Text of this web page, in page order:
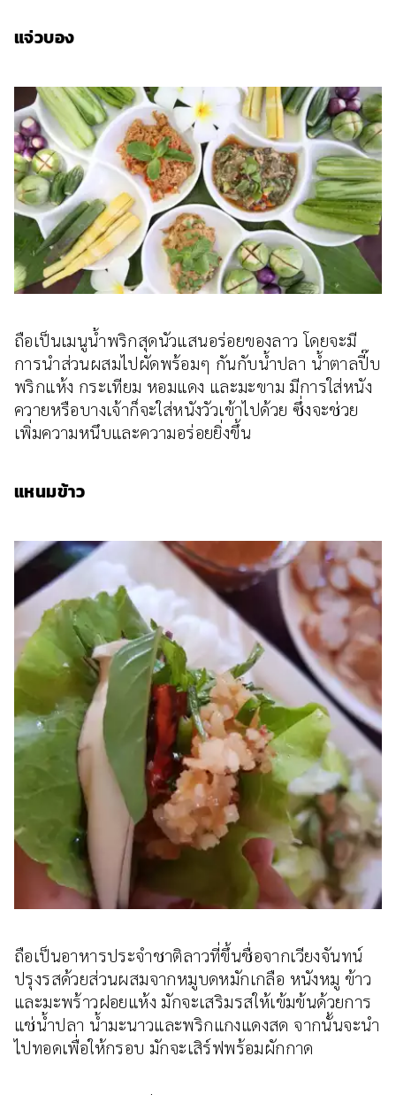
แจ่วบอง
ถือเป็นเมนูน้ำพริกสุดนัวแสนอร่อยของลาว โดยจะมี
การนำส่วนผสมไปผัดพร้อมๆ กันกับน้ำปลา น้ำตาลปี๊บ
พริกแห้ง กระเทียม หอมแดง และมะขาม มีการใส่หนัง
ควายหรือบางเจ้าก็จะใส่หนังวัวเข้าไปด้วย ซึ่งจะช่วย
เพิ่มความหนึบและความอร่อยยิ่งขึ้น
แหนมข้าว
ถือเป็นอาหารประจำชาติลาวที่ขึ้นชื่อจากเวียงจันทน์
ปรุงรสด้วยส่วนผสมจากหมูบดหมักเกลือ หนังหมู ข้าว
และมะพร้าวฝอยแห้ง มักจะเสริมรสให้เข้มข้นด้วยการ
แช่น้ำปลา น้ำมะนาวและพริกแกงแดงสด จากนั้นจะนำ
ไปทอดเพื่อให้กรอบ มักจะเสิร์ฟพร้อมผักกาด